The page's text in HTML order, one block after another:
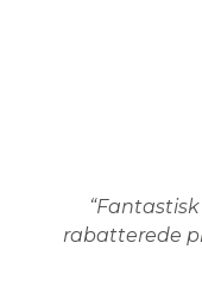
rabatterede